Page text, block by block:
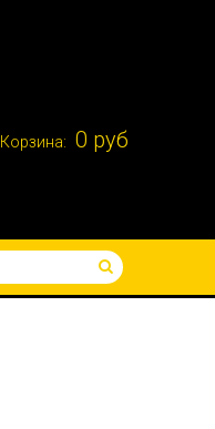
Корзина: 0 руб